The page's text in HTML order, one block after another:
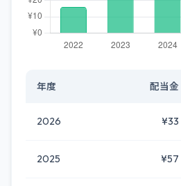
年度 配当金
2026 ¥33
2025 ¥57